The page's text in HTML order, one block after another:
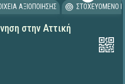
ΑΞΙΟΠΟΙΗΣΗΣ ΣΤΟΧΕΥΟΜΕΝΟ
στην Αττική